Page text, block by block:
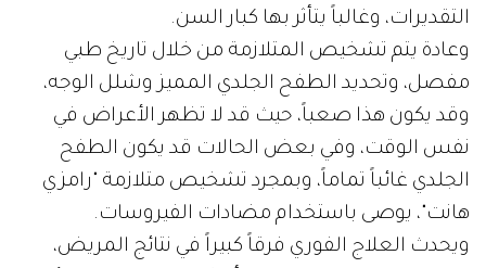
التقديرات، وغالباً يتأثر بها كبار السن.
وعادة يتم تشخيص المتلازمة من خلال تاريخ طبي
مفصل، وتحديد الطفح الجلدي المميز وشلل الوجه،
وقد يكون هذا صعباً، حيث قد لا تظهر الأعراض في
نفس الوقت، وفي بعض الحالات قد يكون الطفح
الجلدي غائباً تماماً، وبمجرد تشخيص متلازمة "رامزي
هانت"، يوصى باستخدام مضادات الفيروسات.
ويحدث العلاج الفوري فرقاً كبيراً في نتائج المريض،